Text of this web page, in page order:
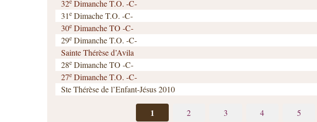
32 Dimanche T.O. -C-
31e Dimache T.O. -C-
30e Dimanche TO -C-
29e Dimanche T.O. -C-
Sainte Thérèse d’Avila
28e Dimanche TO -C-
27e Dimanche T.O. -C-
Ste Thérèse de l’Enfant-Jésus 2010
1 2 3 4 5